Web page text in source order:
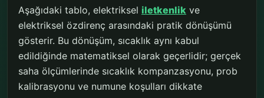
Aşağıdaki tablo, elektriksel iletkenlik ve
elektriksel özdirenç arasındaki pratik dönüşümü
gösterir. Bu dönüşüm, sıcaklık aynı kabul
edildiğinde matematiksel olarak geçerlidir; gerçek
saha ölçümlerinde sıcaklık kompanzasyonu, prob
kalibrasyonu ve numune koşulları dikkate